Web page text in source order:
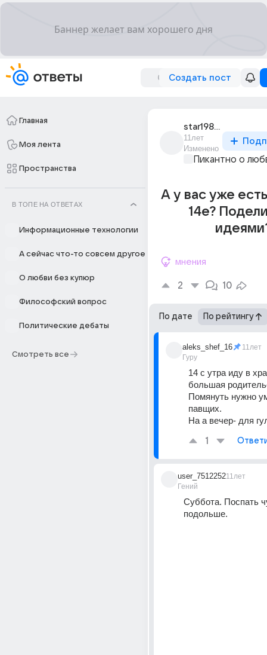
Создать пост
Главная
Моя лента
Пространства
В ТОПЕ НА ОТВЕТАХ
Информационные технологии
А сейчас что-то совсем другое
О любви без купюр
Философский вопрос
Политические дебаты
Смотреть все
star1988_magic
11лет
Изменено
Пикантно о
А у вас уже
14е?
мнения
2 10
По дате По рейтингу
aleks_shef_16
Гуру
11лет
14 с утра иду в
большая
Помянуть нужно
павщих.
На а вечер- для
1
user_7512252
Гений
11лет
Суббота. Поспать
подольше.